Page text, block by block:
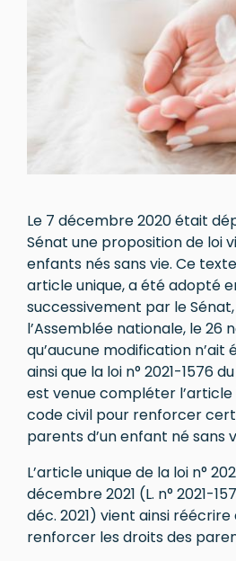
Le 7 décembre 2020 était
Sénat une proposition de loi
enfants nés sans vie. Ce
article unique, a été adopté
successivement par le Sénat,
l’Assemblée nationale, le 26
qu’aucune modification n’ait
ainsi que la loi n° 2021-1576
est venue compléter l’article
code civil pour renforcer
parents d’un enfant né sans
L’article unique de la loi n°
décembre 2021 (L. n° 2021-
déc. 2021) vient ainsi
renforcer les droits des